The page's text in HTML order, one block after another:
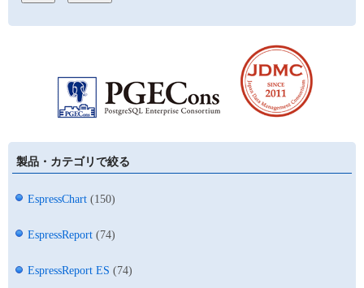
製品・カテゴリで絞る
EspressChart (150)
EspressReport (74)
EspressReport ES (74)